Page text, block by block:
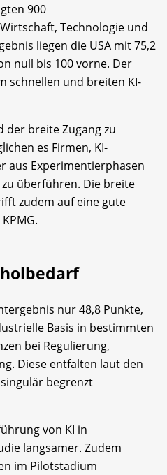
900
Technologie und
liegen die USA mit 75,2
null bis 100 vorne. Der
schnellen und breiten KI-
der breite Zugang zu
es Firmen, KI-
aus Experimentierphasen
überführen. Die breite
zudem auf eine gute
nur 48,8 Punkte,
Basis in bestimmten
bei Regulierung,
Diese entfalten laut den
begrenzt
von KI in
langsamer. Zudem
im Pilotstadium